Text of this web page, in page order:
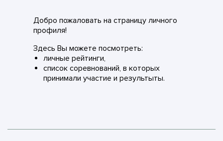
Добро пожаловать на страницу личного
профиля!
Здесь Вы можете посмотреть:
личные рейтинги,
список соревнований, в которых
принимали участие и результыты.